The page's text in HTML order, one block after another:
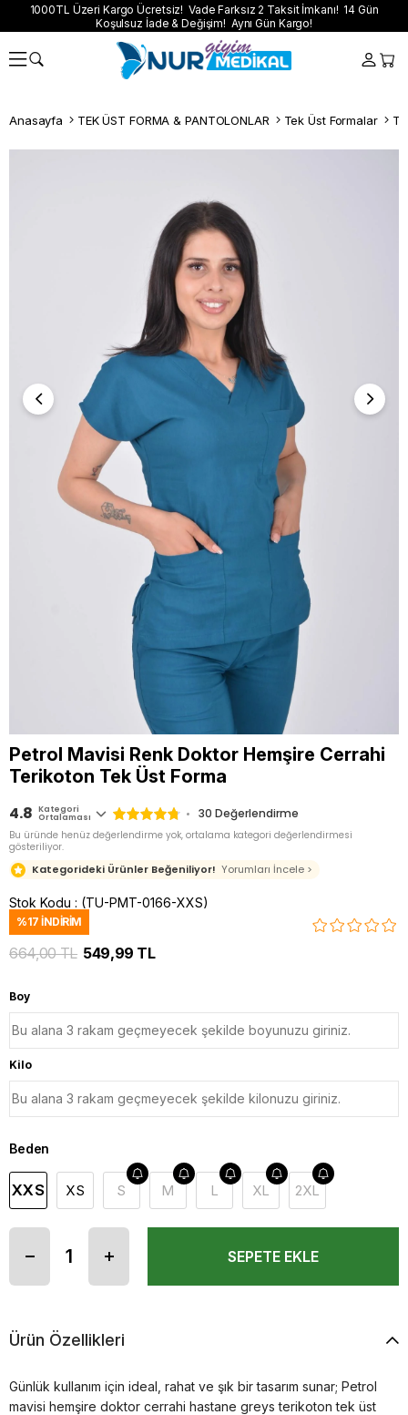
1000TL Üzeri Kargo Ücretsiz! Vade Farksız 2 Taksit İmkanı! 14 Gün
Koşulsuz İade & Değişim! Aynı Gün Kargo!
Anasayfa TEK ÜST FORMA & PANTOLONLAR Tek Üst Formalar
Petrol Mavisi Renk Doktor Hemşire Cerrahi
Terikoton Tek Üst Forma
4.8 Kategori
Ortalaması 30 Değerlendirme
Bu üründe henüz değerlendirme yok, ortalama kategori değerlendirmesi
gösteriliyor.
Kategorideki Ürünler Beğeniliyor! Yorumları İncele >
Stok Kodu (TU-PMT-0166-XXS)
%17 İNDIRIM
664,00 TL 549,99 TL
Boy
Kilo
Beden
XXS XS S M L XL 2XL
Ürün Özellikleri
Günlük kullanım için ideal, rahat ve şık bir tasarım sunar; Petrol
mavisi hemşire doktor cerrahi hastane greys terikoton tek üst